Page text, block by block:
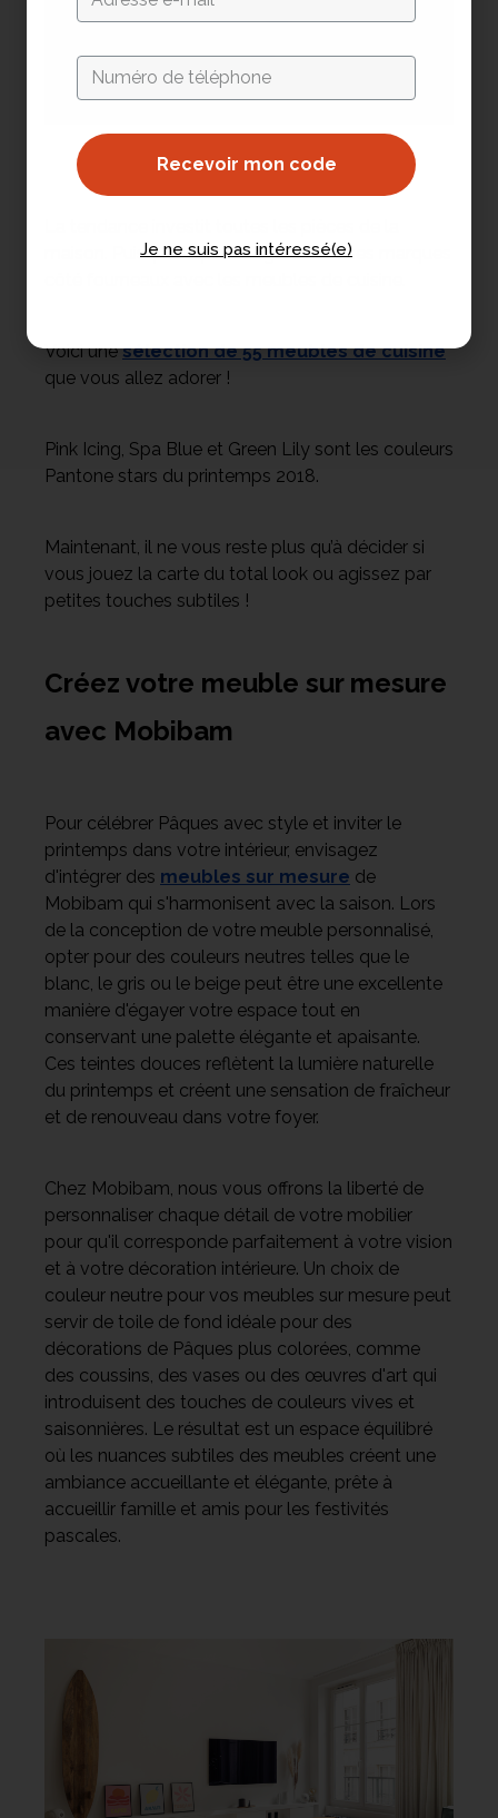
maison. Puisqu’elle prend également ses marques
Voici unesélection de 55 meubles de cuisine
que vous allez adorer !
Pink Icing, Spa Blue et Green Lily sont les couleurs
Pantone stars du printemps 2018.
Maintenant, il ne vous reste plus qu’à décider si
vous jouez la carte du total look ou agissez par
petites touches subtiles !
Créez votre meuble sur mesure
avec Mobibam
Pour célébrer Pâques avec style et inviter le
printemps dans votre intérieur, envisagez
d'intégrer des meubles sur mesure de
Mobibam qui s'harmonisent avec la saison. Lors
de la conception de votre meuble personnalisé,
opter pour des couleurs neutres telles que le
blanc, le gris ou le beige peut être une excellente
manière d'égayer votre espace tout en
conservant une palette élégante et apaisante.
Ces teintes douces reflètent la lumière naturelle
du printemps et créent une sensation de fraîcheur
et de renouveau dans votre foyer.
Chez Mobibam, nous vous offrons la liberté de
personnaliser chaque détail de votre mobilier
pour qu'il corresponde parfaitement à votre vision
et à votre décoration intérieure. Un choix de
couleur neutre pour vos meubles sur mesure peut
servir de toile de fond idéale pour des
décorations de Pâques plus colorées, comme
des coussins, des vases ou des œuvres d'art qui
introduisent des touches de couleurs vives et
saisonnières. Le résultat est un espace équilibré
où les nuances subtiles des meubles créent une
ambiance accueillante et élégante, prête à
accueillir famille et amis pour les festivités
pascales.
Recevoir mon code
Je ne suis pas intéressé(e)